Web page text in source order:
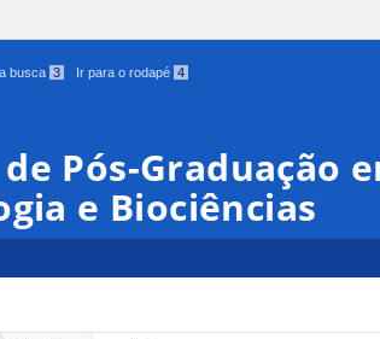
busca 3 Ir para o rodapé 4
Pós-Graduação
e Biociências